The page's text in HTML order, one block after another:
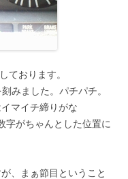
ております。
みました。パチパチ。
マイチ締りがな
字がちゃんとした位置に
、まぁ節目ということ